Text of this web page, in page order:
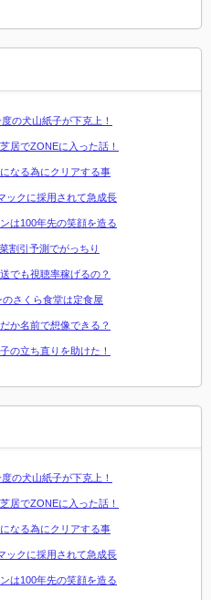
の犬山紙子が下克上！
居でZONEに入った話！
なる為にクリアする事
ックに採用されて急成長
は100年先の笑顔を造る
割引予測でがっちり
でも視聴率稼げるの？
さくら食堂は定食屋
か名前で想像できる？
の立ち直りを助けた！
の犬山紙子が下克上！
居でZONEに入った話！
なる為にクリアする事
ックに採用されて急成長
は100年先の笑顔を造る